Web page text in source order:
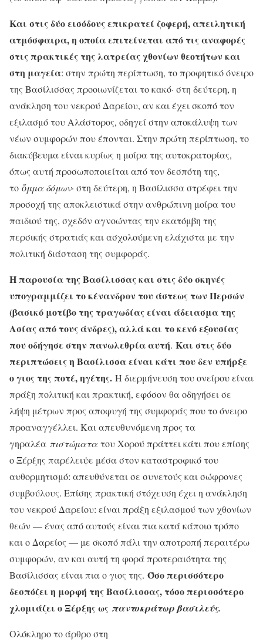
Και στις δύο εισόδους επικρατεί ζοφερή, απειλητική
ατμόσφαιρα, η οποία επιτείνεται από τις αναφορές
στις πρακτικές της λατρείας χθονίων θεοτήτων και
στη μαγεία: στην πρώτη περίπτωση, το προφητικό όνειρο
της Βασίλισσας προοιωνίζεται το κακό· στη δεύτερη, η
ανάκληση του νεκρού Δαρείου, αν και έχει σκοπό τον
εξιλασμό του Αλάστορος, οδηγεί στην αποκάλυψη των
νέων συμφορών που έπονται. Στην πρώτη περίπτωση, το
διακύβευμα είναι κυρίως η μοίρα της αυτοκρατορίας,
όπως αυτή προσωποποιείται από τον δεσπότη της,
το ὄμμα δόμων· στη δεύτερη, η Βασίλισσα στρέφει την
προσοχή της αποκλειστικά στην ανθρώπινη μοίρα του
παιδιού της, σχεδόν αγνοώντας την εκατόμβη της
περσικής στρατιάς και ασχολούμενη ελάχιστα με την
πολιτική διάσταση της συμφοράς.
Η παρουσία της Βασίλισσας και στις δύο σκηνές
υπογραμμίζει το κένανδρον του άστεως των Περσών
(βασικό μοτίβο της τραγωδίας είναι άδειασμα της
Ασίας από τους άνδρες), αλλά και το κενό εξουσίας
που οδήγησε στην πανωλεθρία αυτή. Και στις δύο
περιπτώσεις η Βασίλισσα είναι κάτι που δεν υπήρξε
ο γιος της ποτέ, ηγέτης. Η διερμήνευση του ονείρου είναι
πράξη πολιτική και πρακτική, εφόσον θα οδηγήσει σε
λήψη μέτρων προς αποφυγή της συμφοράς που το όνειρο
προαναγγέλλει. Και απευθυνόμενη προς τα
γηραλέα πιστώματατου Χορού πράττει κάτι που επίσης
ο Ξέρξης παρέλειψε μέσα στον καταστροφικό του
αυθορμητισμό: απευθύνεται σε συνετούς και σώφρονες
συμβούλους. Επίσης πρακτική στόχευση έχει η ανάκληση
του νεκρού Δαρείου: είναι πράξη εξιλασμού των χθονίων
θεών — ένας από αυτούς είναι πια κατά κάποιο τρόπο
και ο Δαρείος — με σκοπό πάλι την αποτροπή περαιτέρω
συμφορών, αν και αυτή τη φορά προτεραιότητα της
Βασίλισσας είναι πια ο γιος της. Όσο περισσότερο
δεσπόζει η μορφή της Βασίλισσας, τόσο περισσότερο
χλομιάζει ο Ξέρξης ως παντοκράτωρ βασιλεύς.
Ολόκληρο το άρθρο στη